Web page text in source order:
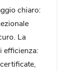
chiaro:
La
efficienza: